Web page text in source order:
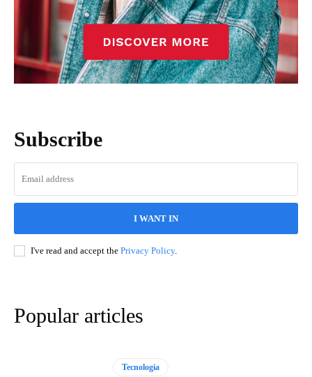
Subscribe
I WANT IN
I've read and accept the Privacy Policy.
Popular articles
Tecnologia